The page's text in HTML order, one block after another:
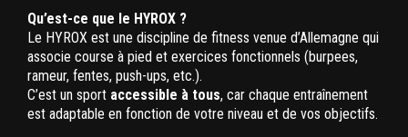
Qu’est-ce que le HYROX ?
Le HYROX est une discipline de fitness venue d’Allemagne qui
associe course à pied et exercices fonctionnels (burpees,
rameur, fentes, push-ups, etc.).
C’est un sport accessible à tous, car chaque entraînement
est adaptable en fonction de votre niveau et de vos objectifs.